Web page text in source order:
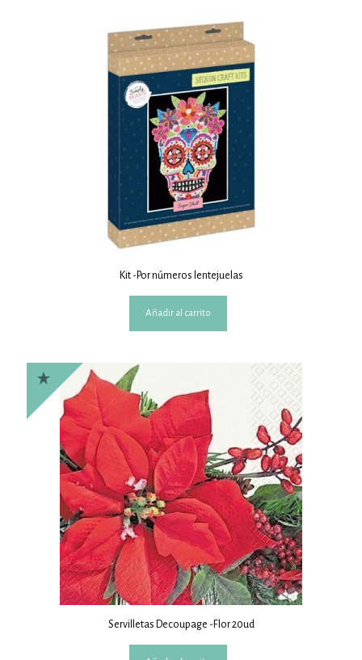
Kit -Por números lentejuelas
Añadir al carrito
Servilletas Decoupage -Flor 20ud